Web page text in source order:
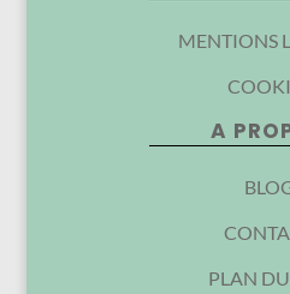
MENTIONS
A
PLAN